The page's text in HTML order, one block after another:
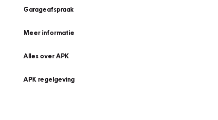
Garageafspraak
Meer informatie
Alles over APK
APK regelgeving